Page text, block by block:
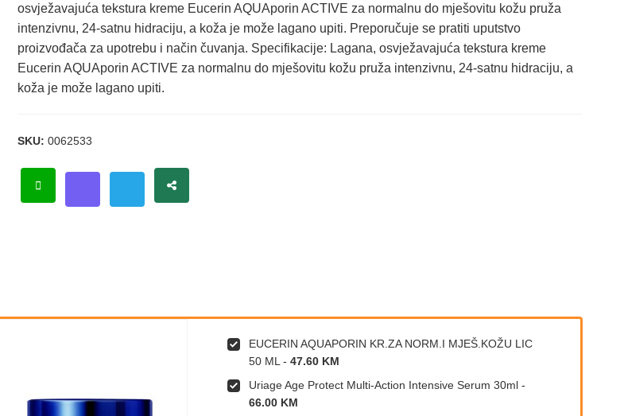
osvježavajuća tekstura kreme Eucerin AQUAporin ACTIVE za normalnu do mješovitu kožu pruža
intenzivnu, 24-satnu hidraciju, a koža je može lagano upiti. Preporučuje se pratiti uputstvo
proizvođača za upotrebu i način čuvanja. Specifikacije: Lagana, osvježavajuća tekstura kreme
Eucerin AQUAporin ACTIVE za normalnu do mješovitu kožu pruža intenzivnu, 24-satnu hidraciju, a
koža je može lagano upiti.
SKU:0062533
EUCERIN AQUAPORIN KR.ZA NORM.I MJEŠ.KOŽU LIC
50 ML -47.60 KM
Uriage Age Protect Multi-Action Intensive Serum 30ml -
66.00 KM